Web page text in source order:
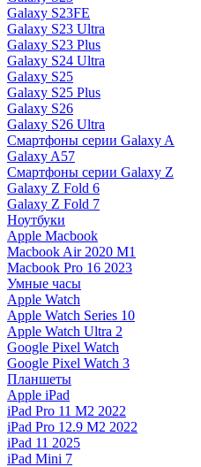
Galaxy S23FE
Galaxy S23 Ultra
Galaxy S23 Plus
Galaxy S24 Ultra
Galaxy S25
Galaxy S25 Plus
Galaxy S26
Galaxy S26 Ultra
Смартфоны серии Galaxy A
Galaxy A57
Смартфоны серии Galaxy Z
Galaxy Z Fold 6
Galaxy Z Fold 7
Ноутбуки
Apple Macbook
Macbook Air 2020 M1
Macbook Pro 16 2023
Умные часы
Apple Watch
Apple Watch Series 10
Apple Watch Ultra 2
Google Pixel Watch
Google Pixel Watch 3
Планшеты
Apple iPad
iPad Pro 11 M2 2022
iPad Pro 12.9 M2 2022
iPad 11 2025
iPad Mini 7